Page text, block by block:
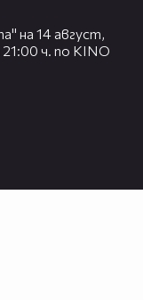
на 14 август,
ч. по KINO